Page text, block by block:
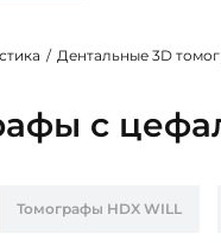
/ Дентальные 3D
с
Томографы HDX WILL